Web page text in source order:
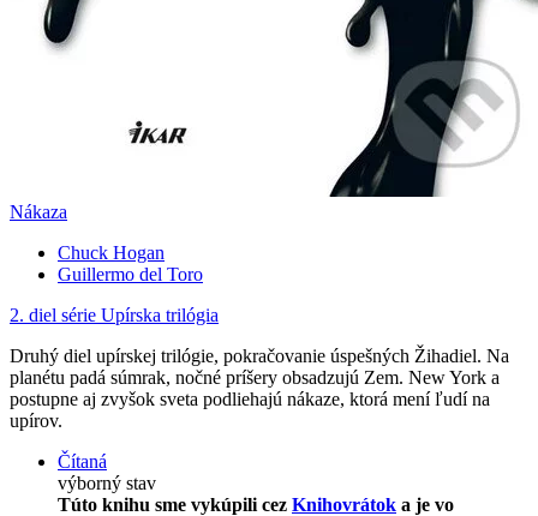
Nákaza
Chuck Hogan
Guillermo del Toro
2. diel série Upírska trilógia
Druhý diel upírskej trilógie, pokračovanie úspešných Žihadiel. Na
planétu padá súmrak, nočné príšery obsadzujú Zem. New York a
postupne aj zvyšok sveta podliehajú nákaze, ktorá mení ľudí na
upírov.
Čítaná
výborný stav
Túto knihu sme vykúpili cez Knihovrátok a je vo